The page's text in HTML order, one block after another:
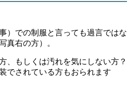
）での制服と言っても過言ではな
真右の方）。
、もしくは汚れを気にしない方？
でされている方もおられます